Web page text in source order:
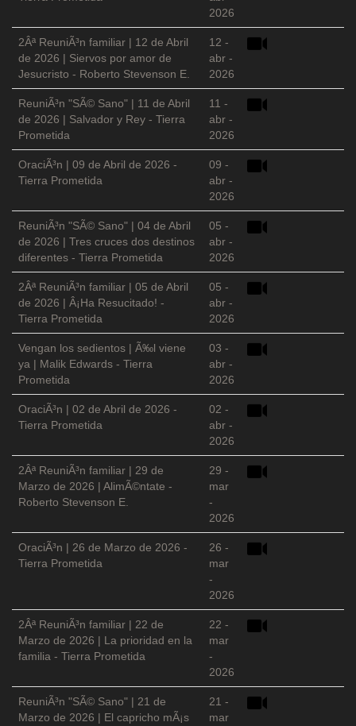
2026
2Âª ReuniÃ³n familiar | 12 de Abril
de 2026 | Siervos por amor de
Jesucristo - Roberto Stevenson E.
12 -
abr -
2026
ReuniÃ³n "SÃ© Sano" | 11 de Abril
de 2026 | Salvador y Rey - Tierra
Prometida
11 -
abr -
2026
OraciÃ³n | 09 de Abril de 2026 -
Tierra Prometida
09 -
abr -
2026
ReuniÃ³n "SÃ© Sano" | 04 de Abril
de 2026 | Tres cruces dos destinos
diferentes - Tierra Prometida
05 -
abr -
2026
2Âª ReuniÃ³n familiar | 05 de Abril
de 2026 | Â¡Ha Resucitado! -
Tierra Prometida
05 -
abr -
2026
Vengan los sedientos | Ã‰l viene
ya | Malik Edwards - Tierra
Prometida
03 -
abr -
2026
OraciÃ³n | 02 de Abril de 2026 -
Tierra Prometida
02 -
abr -
2026
2Âª ReuniÃ³n familiar | 29 de
Marzo de 2026 | AlimÃ©ntate -
Roberto Stevenson E.
29 -
mar
-
2026
OraciÃ³n | 26 de Marzo de 2026 -
Tierra Prometida
26 -
mar
-
2026
2Âª ReuniÃ³n familiar | 22 de
Marzo de 2026 | La prioridad en la
familia - Tierra Prometida
22 -
mar
-
2026
ReuniÃ³n "SÃ© Sano" | 21 de
Marzo de 2026 | El capricho mÃ¡s
21 -
mar